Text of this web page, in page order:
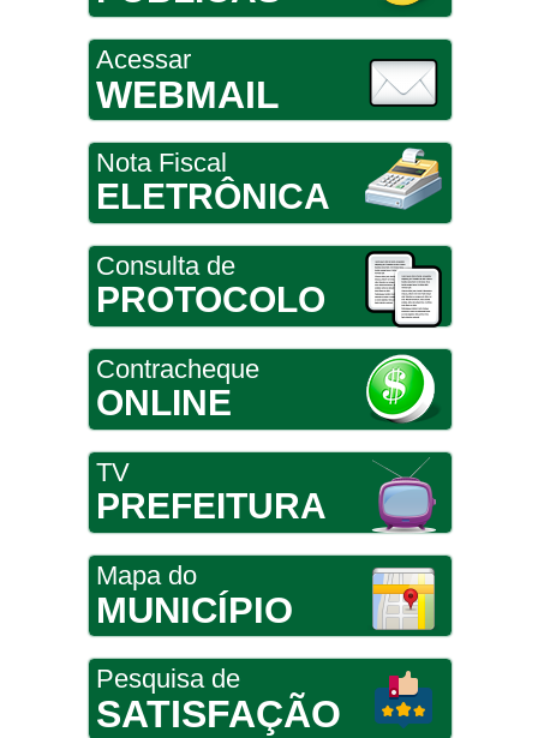
Acessar
WEBMAIL
Nota Fiscal
ELETRÔNICA
Consulta de
PROTOCOLO
Contracheque
ONLINE
TV
PREFEITURA
Mapa do
MUNICÍPIO
Pesquisa de
SATISFAÇÃO